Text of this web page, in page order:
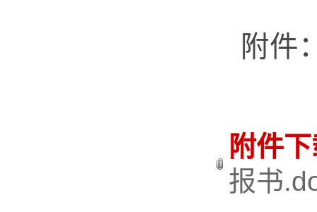
附件
附件
报书